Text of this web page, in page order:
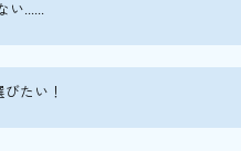
｜京料理・京会席 せんしょう
祇園四条）
い......
たい！